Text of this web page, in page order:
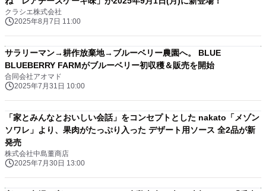
クラシエ株式会社
2025年8月7日 11:00
サラリーマン→耕作放棄地→ブルーベリー農園へ。 BLUE
BLUEBERRY FARMがブルーベリー初収穫＆販売を開始
合同会社アオマド
2025年7月31日 10:00
「家とみんなとおいしい会話」をコンセプトとした nakato「メゾン
ソワレ」より、果肉がたっぷり入った デザート用ソース 全2品が新
発売
株式会社中島董商店
2025年7月30日 13:00